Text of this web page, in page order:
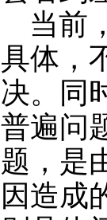
当前
具体，
决。同
普遍问
题，是
因造成